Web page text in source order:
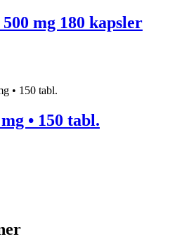
mg 180 kapsler
• 150 tabl.